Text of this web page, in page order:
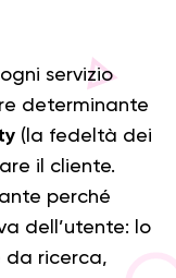
servizio
determinante
(la fedeltà dei
il cliente.
perché
dell’utente: lo
da ricerca,